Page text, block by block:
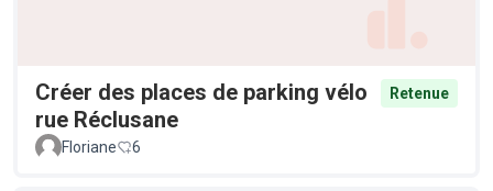
Créer des places de parking vélo
rue Réclusane
Retenue
Floriane 6